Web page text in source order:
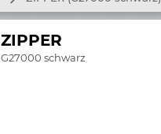
ZIPPER
G27000 schwarz